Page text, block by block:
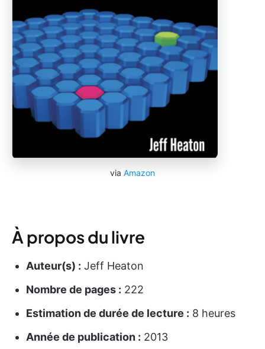
via Amazon
À propos du livre
Auteur(s) : Jeff Heaton
Nombre de pages : 222
Estimation de durée de lecture : 8 heures
Année de publication : 2013